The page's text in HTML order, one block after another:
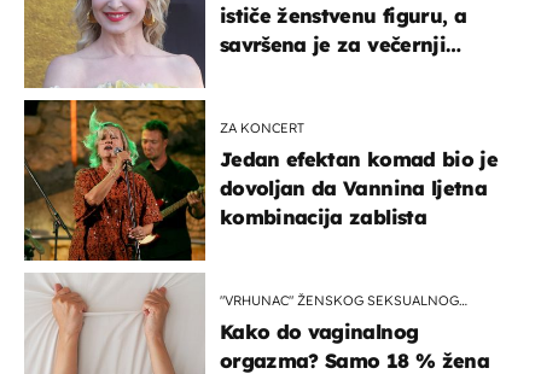
ističe ženstvenu figuru, a
savršena je za večernji
ZA KONCERT
Jedan efektan komad bio je
dovoljan da Vannina ljetna
kombinacija zablista
"VRHUNAC" ŽENSKOG SEKSUALNOG
Kako do vaginalnog
orgazma? Samo 18 % žena